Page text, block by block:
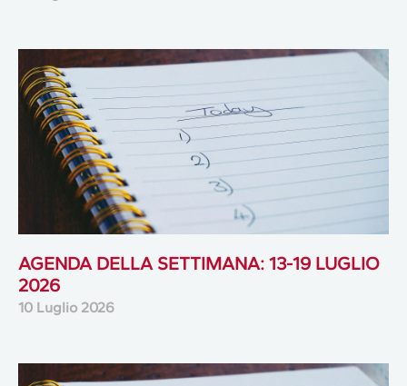
AGENDA DELLA SETTIMANA: 13-19 LUGLIO
2026
10 Luglio 2026